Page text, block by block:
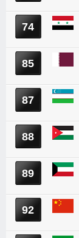
74
85
87
88
89
92